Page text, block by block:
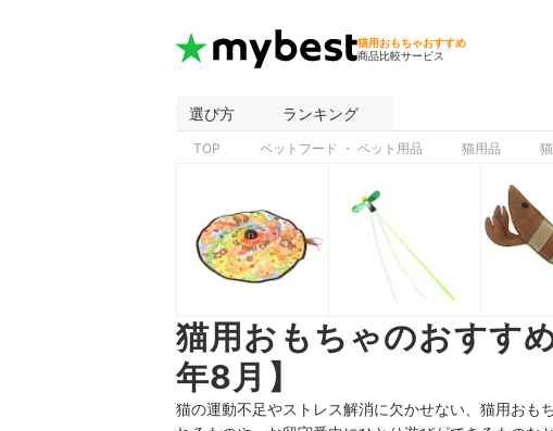
猫用おもちゃおすすめ
商品比較サービス
選び方 ランキング
TOP ペットフード ・ ペット用品 猫用品
猫用おもちゃのおすす
年8月】
猫の運動不足やストレス解消に欠かせない、猫用おも